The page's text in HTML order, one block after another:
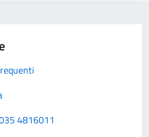
4816011